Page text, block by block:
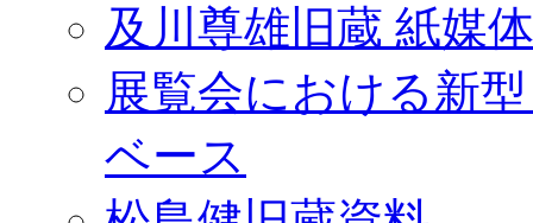
及川尊雄旧蔵 紙媒
展覧会における新
ベース